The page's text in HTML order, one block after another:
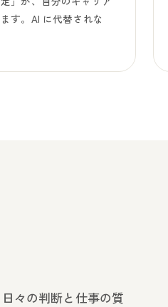
す。AI に代替されな
々の判断と仕事の質